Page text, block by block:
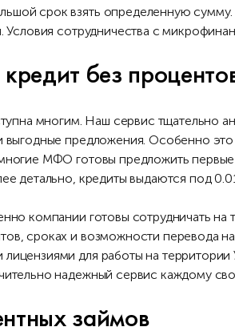
срок взять определенную сумму.
Условия сотрудничества с
без
многим. Наш сервис тщательно
выгодные предложения. Особенно
МФО готовы предложить
детально, кредиты выдаются под
компании готовы сотрудничать на
сроках и возможности перевода
для работы на
надежный сервис каждому
займов